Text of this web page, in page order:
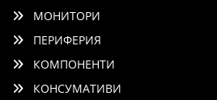
МОНИТОРИ
ПЕРИФЕРИЯ
КОМПОНЕНТИ
КОНСУМАТИВИ